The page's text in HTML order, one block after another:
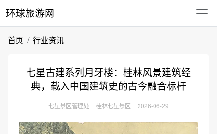
环球旅游网
首页 行业资讯
七星古建系列月牙楼：桂林风景建筑经
典，载入中国建筑史的古今融合标杆
七星景区管理处 桂林七星景区 2026-06-29